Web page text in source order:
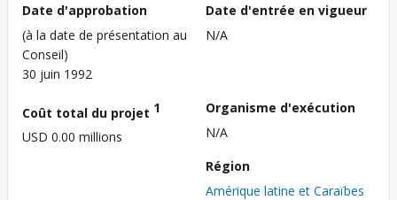
Date d'approbation
(à la date de présentation au
Conseil)
30 juin 1992
Date d'entrée en vigueur
N/A
Coût total du projet 1
USD 0.00 millions
Organisme d'exécution
N/A
Région
Amérique latine et Caraïbes